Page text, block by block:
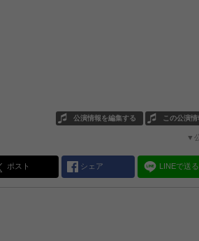
この公演
公演情報を編集する
▼
ポスト シェア LINEで送る